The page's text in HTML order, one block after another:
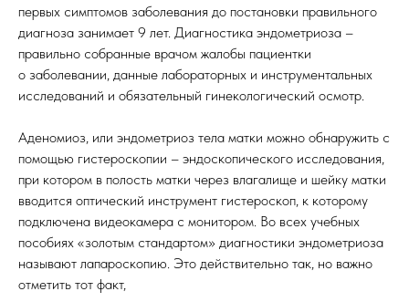
первых симптомов заболевания до постановки правильного
диагноза занимает 9 лет. Диагностика эндометриоза –
правильно собранные врачом жалобы пациентки
о заболевании, данные лабораторных и инструментальных
исследований и обязательный гинекологический осмотр.
Аденомиоз, или эндометриоз тела матки можно обнаружить с
помощью гистероскопии – эндоскопического исследования,
при котором в полость матки через влагалище и шейку матки
вводится оптический инструмент гистероскоп, к которому
подключена видеокамера с монитором. Во всех учебных
пособиях «золотым стандартом» диагностики эндометриоза
называют лапароскопию. Это действительно так, но важно
отметить тот факт,